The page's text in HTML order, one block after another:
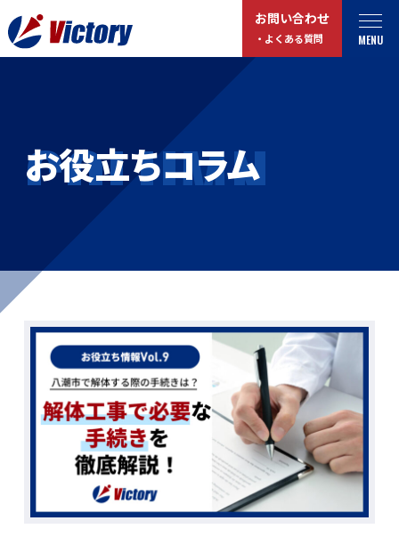
MENU
お問い合わせ
・よくある質問
事業紹介
総合解体 / 解体事業
産業廃棄物収集/ 運搬
企業概要
サステナビリティ
活動レポート
最新情報
お役立ちコラム
マイページログイン
採用情報
社員インタビュー
お役立ちコラム
COLUMN